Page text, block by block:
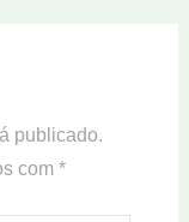
publicado.
com *